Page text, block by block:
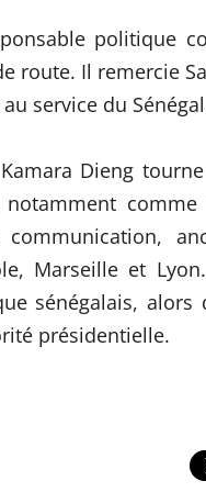
politique
route. Il remercie
au service du
Dieng
notamment
Marseille et
sénégalais,
présidentielle.